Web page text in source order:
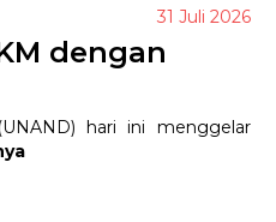
31 Juli 2026
dengan
hari ini menggelar